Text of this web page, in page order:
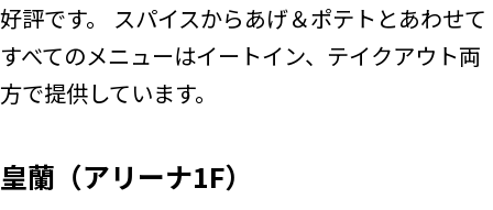
好評です。 スパイスからあげ＆ポテトとあわせて
すべてのメニューはイートイン、テイクアウト両
方で提供しています。
皇蘭（アリーナ1F）